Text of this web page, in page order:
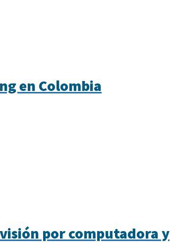
en Colombia
por computadora y